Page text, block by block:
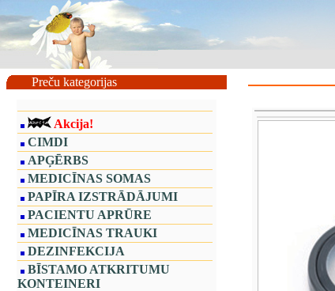
Preču kategorijas
Akcija!
CIMDI
APĢĒRBS
MEDICĪNAS SOMAS
PAPĪRA IZSTRĀDĀJUMI
PACIENTU APRŪRE
MEDICĪNAS TRAUKI
DEZINFEKCIJA
BĪSTAMO ATKRITUMU
KONTEINERI